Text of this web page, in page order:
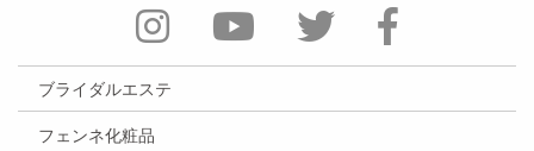
ブライダルエステ
フェンネ化粧品